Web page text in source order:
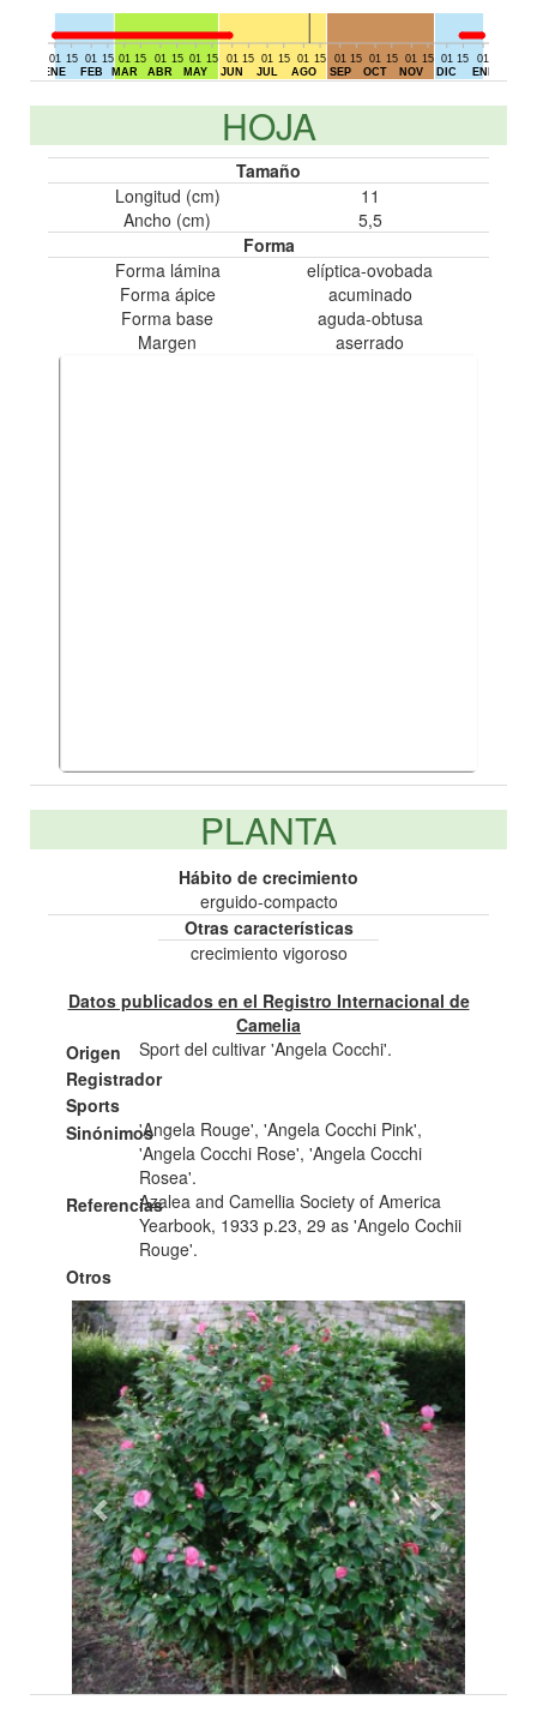
01
ENE
15
01
FEB
15 01
MAR
15
01
ABR
15 01
MAY
15
01
JUN
15
01
JUL
15
01
AGO
15
01
SEP
15
01
OCT
15
01
NOV
15 01
DIC
15
01
ENE
HOJA
Tamaño
Longitud (cm)
11
Ancho (cm)
5,5
Forma
Forma lámina
elíptica-ovobada
Forma ápice
acuminado
Forma base
aguda-obtusa
Margen
aserrado
PLANTA
Hábito de crecimiento
erguido-compacto
Otras características
crecimiento vigoroso
Datos publicados en el Registro Internacional de
Camelia
Origen
Sport del cultivar 'Angela Cocchi'.
Registrador
Sports
Sinónimos'Angela Rouge', 'Angela Cocchi Pink',
'Angela Cocchi Rose', 'Angela Cocchi
Rosea'.
ReferenciasAzalea and Camellia Society of America
Yearbook, 1933 p.23, 29 as 'Angelo Cochii
Rouge'.
Otros